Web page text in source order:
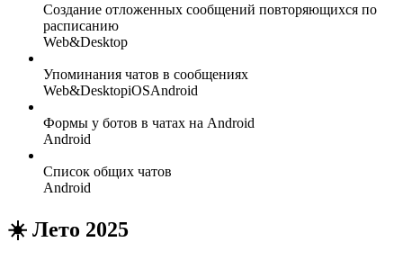
Создание отложенных сообщений повторяющихся по
расписанию
Web&Desktop
Упоминания чатов в сообщениях
Web&DesktopiOSAndroid
Формы у ботов в чатах на Android
Android
Список общих чатов
Android
☀️ Лето 2025